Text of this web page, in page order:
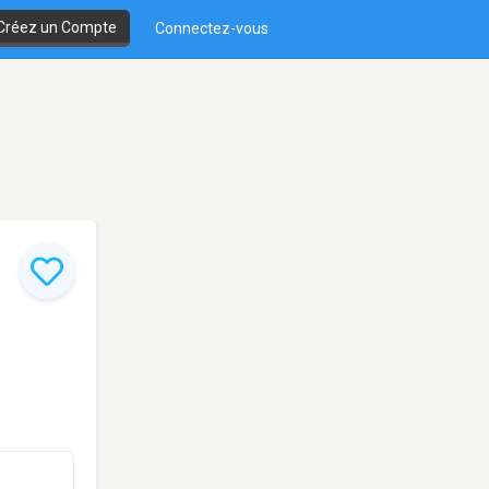
un Compte Connectez-vous